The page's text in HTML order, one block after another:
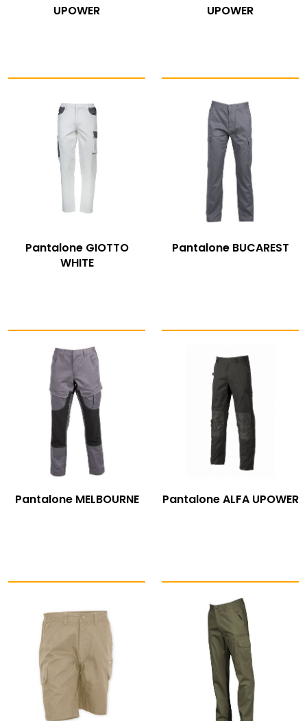
UPOWER
UPOWER
Pantalone GIOTTO
WHITE
Pantalone BUCAREST
Pantalone MELBOURNE Pantalone ALFA UPOWER